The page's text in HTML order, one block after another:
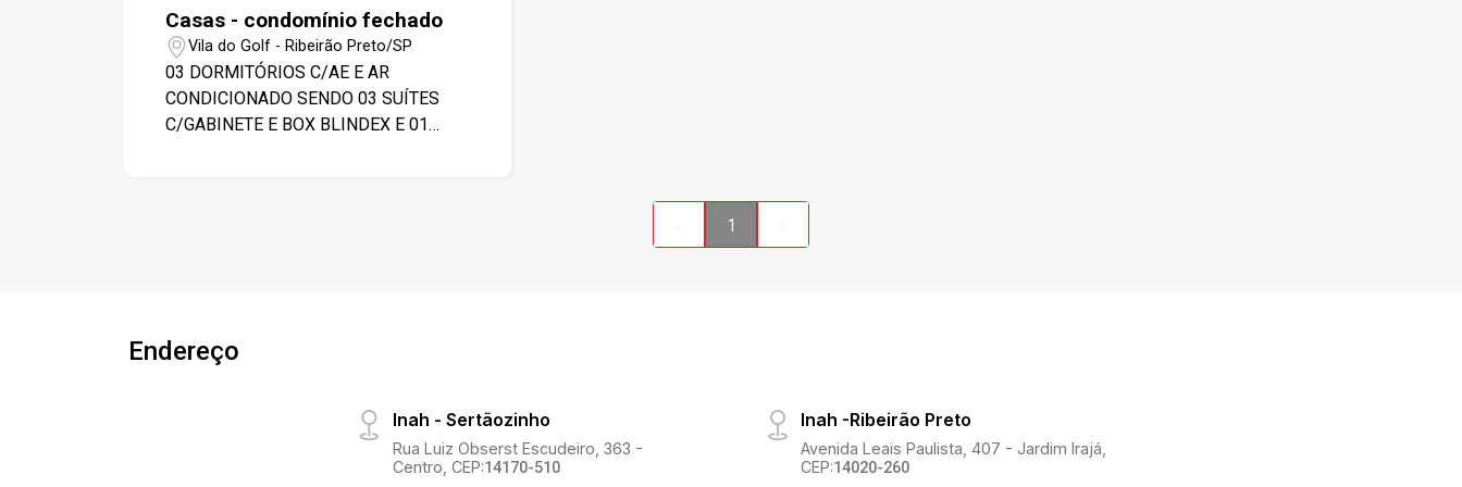
Casas - condomínio fechado
Vila do Golf - Ribeirão Preto/SP
03 DORMITÓRIOS C/AE E AR
CONDICIONADO SENDO 03 SUÍTES
C/GABINETE E BOX BLINDEX E 01
CHURRASQUEIRA, PORTARIA 24
1
Endereço
Inah - Sertãozinho
Rua Luiz Obserst Escudeiro, 363 -
Centro, CEP:14170-510
Inah -Ribeirão Preto
Avenida Leais Paulista, 407 - Jardim Irajá,
CEP:14020-260